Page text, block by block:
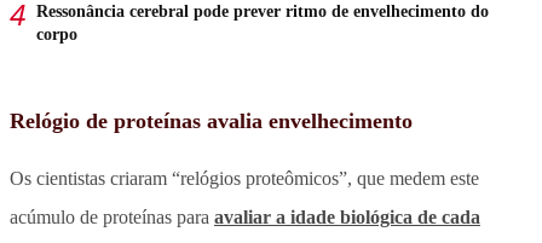
Ressonância cerebral pode prever ritmo de envelhecimento do
corpo
Relógio de proteínas avalia envelhecimento
Os cientistas criaram “relógios proteômicos”, que medem este
acúmulo de proteínas para avaliar a idade biológica de cada